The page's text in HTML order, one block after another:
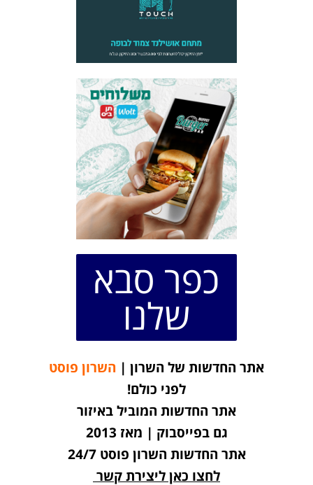
כפר סבא
שלנו
אתר החדשות של השרון | השרון פוסט
לפני כולם!
אתר החדשות המוביל באיזור
גם בפייסבוק | מאז 2013
אתר החדשות השרון פוסט 24/7
לחצו כאן ליצירת קשר